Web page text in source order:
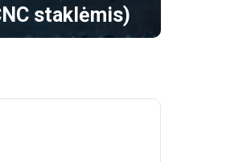
staklėmis)